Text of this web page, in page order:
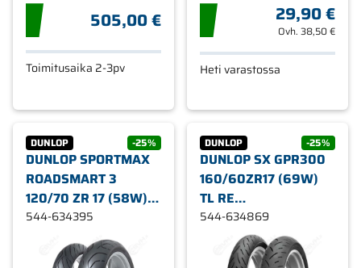
505,00 €
Toimitusaika 2-3pv
29,90 €
Ovh. 38,50 €
Heti varastossa
DUNLOP -25%
DUNLOP SPORTMAX
ROADSMART 3
120/70 ZR 17 (58W)
TL FR
MOOTTORIPYÖRÄN
RENGAS
544-634395
DUNLOP -25%
DUNLOP SX GPR300
160/60ZR17 (69W)
TL RE
MOOTTORIPYÖRÄN
RENGAS
544-634869